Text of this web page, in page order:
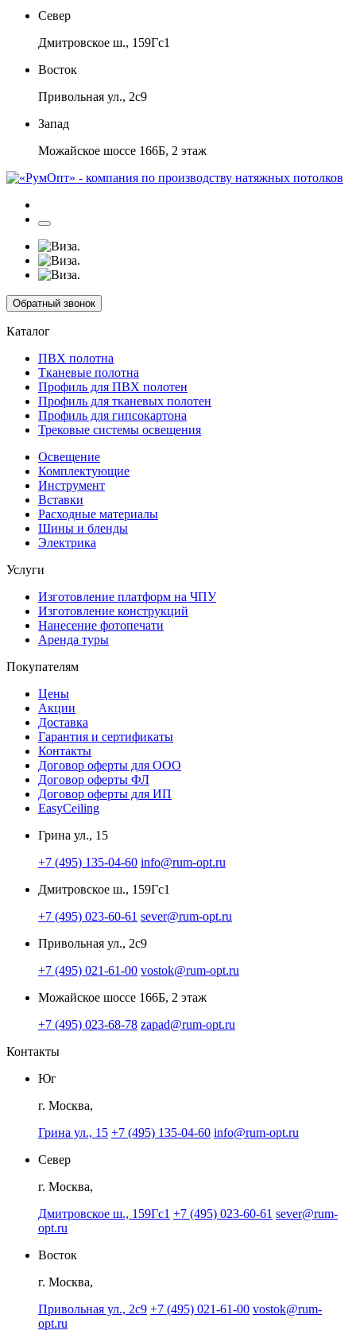
Север
Дмитровское ш., 159Гс1
Восток
Привольная ул., 2с9
Запад
Можайское шоссе 166Б, 2 этаж
Обратный звонок
Каталог
ПВХ полотна
Тканевые полотна
Профиль для ПВХ полотен
Профиль для тканевых полотен
Профиль для гипсокартона
Трековые системы освещения
Освещение
Комплектующие
Инструмент
Вставки
Расходные материалы
Шины и бленды
Электрика
Услуги
Изготовление платформ на ЧПУ
Изготовление конструкций
Нанесение фотопечати
Аренда туры
Покупателям
Цены
Акции
Доставка
Гарантия и сертификаты
Контакты
Договор оферты для ООО
Договор оферты ФЛ
Договор оферты для ИП
EasyCeiling
Грина ул., 15
+7 (495) 135-04-60 info@rum-opt.ru
Дмитровское ш., 159Гс1
+7 (495) 023-60-61 sever@rum-opt.ru
Привольная ул., 2с9
+7 (495) 021-61-00 vostok@rum-opt.ru
Можайское шоссе 166Б, 2 этаж
+7 (495) 023-68-78 zapad@rum-opt.ru
Контакты
Юг
г. Москва,
Грина ул., 15 +7 (495) 135-04-60 info@rum-opt.ru
Север
г. Москва,
Дмитровское ш., 159Гс1 +7 (495) 023-60-61 sever@rum-
opt.ru
Восток
г. Москва,
Привольная ул., 2с9 +7 (495) 021-61-00 vostok@rum-
opt.ru